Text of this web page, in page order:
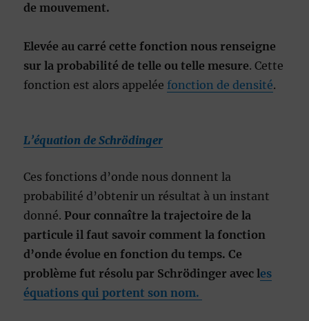
de mouvement.
Elevée au carré cette fonction nous renseigne
sur la probabilité de telle ou telle mesure. Cette
fonction est alors appeléefonction de densité.
L’équation de Schrödinger
Ces fonctions d’onde nous donnent la
probabilité d’obtenir un résultat à un instant
donné. Pour connaître la trajectoire de la
particule il faut savoir comment la fonction
d’onde évolue en fonction du temps. Ce
problème fut résolu par Schrödinger avec les
équations qui portent son nom.